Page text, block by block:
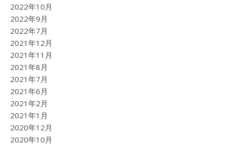
2022年10月
2022年9月
2022年7月
2021年12月
2021年11月
2021年8月
2021年7月
2021年6月
2021年2月
2021年1月
2020年12月
2020年10月